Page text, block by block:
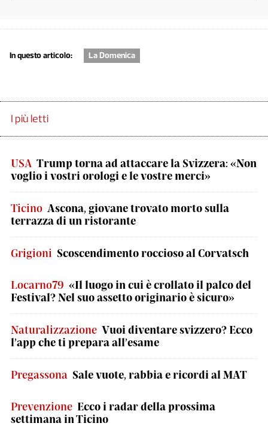
In questo articolo: La Domenica
I più letti
USA Trump torna ad attaccare la Svizzera: «Non
voglio i vostri orologi e le vostre merci»
Ticino Ascona, giovane trovato morto sulla
terrazza di un ristorante
Grigioni Scoscendimento roccioso al Corvatsch
Locarno79 «Il luogo in cui è crollato il palco del
Festival? Nel suo assetto originario è sicuro»
Naturalizzazione Vuoi diventare svizzero? Ecco
l’app che ti prepara all’esame
Pregassona Sale vuote, rabbia e ricordi al MAT
Prevenzione Ecco i radar della prossima
settimana in Ticino